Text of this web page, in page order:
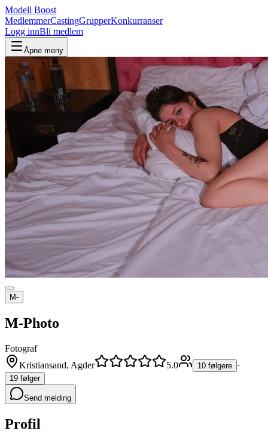
Modell Boost
MedlemmerCastingGrupperKonkurranser
Logg innBli medlem
Åpne meny
M-
M-Photo
Fotograf
Kristiansand, Agder
5.0 10 følgere ·
19 følger
Send melding
Profil